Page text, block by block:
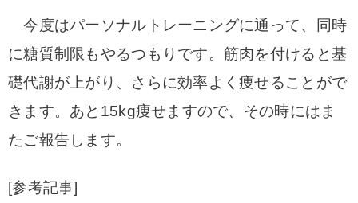
今度はパーソナルトレーニングに通って、同時
に糖質制限もやるつもりです。筋肉を付けると基
礎代謝が上がり、さらに効率よく痩せることがで
きます。あと15kg痩せますので、その時にはま
たご報告します。
[参考記事]